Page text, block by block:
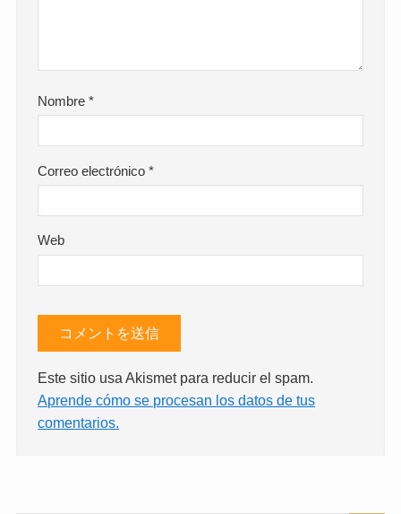
Nombre*
Correo electrónico*
Web
Este sitio usa Akismet para reducir el spam.
Aprende cómo se procesan los datos de tus
comentarios.